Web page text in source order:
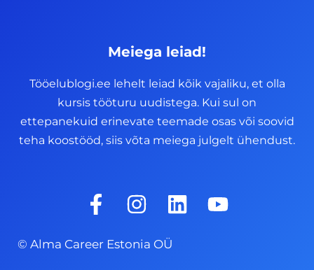
Meiega leiad!
Tööelublogi.ee lehelt leiad kõik vajaliku, et olla
kursis tööturu uudistega. Kui sul on
ettepanekuid erinevate teemade osas või soovid
teha koostööd, siis võta meiega julgelt ühendust.
F
a
e
I
n
s
t
L
i
Y
o
© Alma Career Estonia OÜ